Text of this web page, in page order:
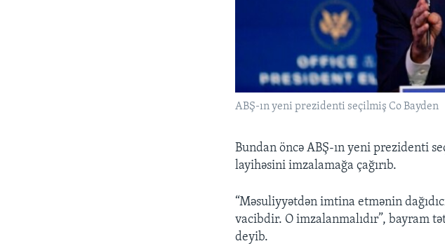
ABŞ-ın yeni prezidenti seçilmiş Co Bayden
Bundan öncə ABŞ-ın yeni prezidenti
layihəsini imzalamağa çağırıb.
“Məsuliyyətdən imtina etmənin
vacibdir. O imzalanmalıdır”, bayram
deyib.